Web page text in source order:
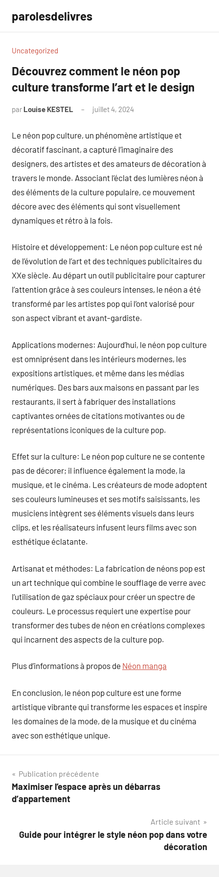
contenu
parolesdelivres
Uncategorized
Découvrez comment le néon pop
culture transforme l’art et le design
par Louise KESTEL juillet 4, 2024
Le néon pop culture, un phénomène artistique et
décoratif fascinant, a capturé l’imaginaire des
designers, des artistes et des amateurs de décoration à
travers le monde. Associant l’éclat des lumières néon à
des éléments de la culture populaire, ce mouvement
décore avec des éléments qui sont visuellement
dynamiques et rétro à la fois.
Histoire et développement: Le néon pop culture est né
de l’évolution de l’art et des techniques publicitaires du
XXe siècle. Au départ un outil publicitaire pour capturer
l’attention grâce à ses couleurs intenses, le néon a été
transformé par les artistes pop qui l’ont valorisé pour
son aspect vibrant et avant-gardiste.
Applications modernes: Aujourd’hui, le néon pop culture
est omniprésent dans les intérieurs modernes, les
expositions artistiques, et même dans les médias
numériques. Des bars aux maisons en passant par les
restaurants, il sert à fabriquer des installations
captivantes ornées de citations motivantes ou de
représentations iconiques de la culture pop.
Effet sur la culture: Le néon pop culture ne se contente
pas de décorer; il influence également la mode, la
musique, et le cinéma. Les créateurs de mode adoptent
ses couleurs lumineuses et ses motifs saisissants, les
musiciens intègrent ses éléments visuels dans leurs
clips, et les réalisateurs infusent leurs films avec son
esthétique éclatante.
Artisanat et méthodes: La fabrication de néons pop est
un art technique qui combine le soufflage de verre avec
l’utilisation de gaz spéciaux pour créer un spectre de
couleurs. Le processus requiert une expertise pour
transformer des tubes de néon en créations complexes
qui incarnent des aspects de la culture pop.
Plus d’informations à propos de Néon manga
En conclusion, le néon pop culture est une forme
artistique vibrante qui transforme les espaces et inspire
les domaines de la mode, de la musique et du cinéma
avec son esthétique unique.
Navigation
de
Publication précédente
Maximiser l’espace après un débarras
d’appartement
Article suivant
Guide pour intégrer le style néon pop dans votre
décoration